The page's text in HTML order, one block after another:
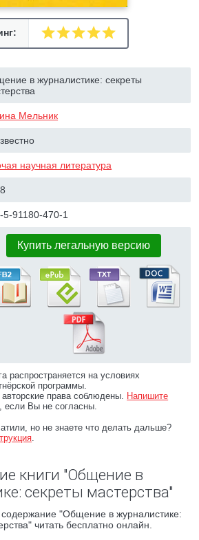
в журналистике: секреты
Мельник
научная литература
5-91180-470-1
Купить легальную версию
распространяется на условиях
программы.
авторские права соблюдены. Напишите
, если Вы не согласны.
но не знаете что делать дальше?
.
книги "Общение в
секреты мастерства"
"Общение в журналистике:
читать бесплатно онлайн.